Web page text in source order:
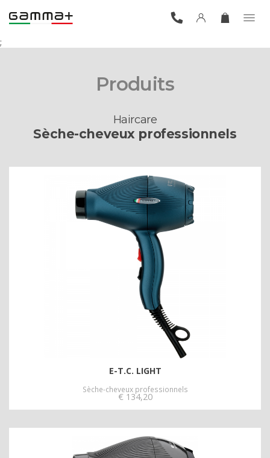
;
Produits
Haircare
Sèche-cheveux professionnels
E-T.C. LIGHT
Sèche-cheveux professionnels
€ 134,20